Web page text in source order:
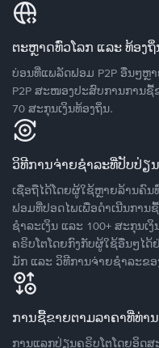
ຕະຫຼາດທົ່ວໂລກ ແລະ ທ້ອງຖິ່
ບ່ອນທີ່ແພລັດຟອມ P2P ອື່ນໆຫຼ
P2P ສະໜອງປະສົບການການຊື້
70 ສະກຸນເງິນທ້ອງຖິ່ນ.
ວິທີການຈ່າຍຊຳລະທີ່ປັບປ່ຽ
ເຊື່ອຖືໄດ້ໂດຍຜູ້ໃຊ້ຫຼາຍລ້ານຄົນ
ຟອມທີ່ປອດໄພເພື່ອດໍາເນີນການ
ຊໍາລະເງິນ ແລະ 100+ ສະກຸນ
ຄຣິບໂຕໂດຍກົງກັບຜູ້ໃຊ້ອື່ນໆໄດ້
ມັກ ແລະ ວິທີການຈ່າຍຊຳລະຂ
ການຊື້ຂາຍຕາມລາຄາທີ່ທ່າ
ການແລກປ່ຽນຄຣິບໂຕໂດຍອິດ